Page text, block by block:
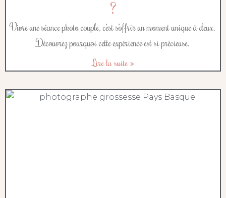
?
Vivre une séance photo couple, c’est s’offrir un moment unique à deux.
Découvrez pourquoi cette expérience est si précieuse.
Lire la suite »